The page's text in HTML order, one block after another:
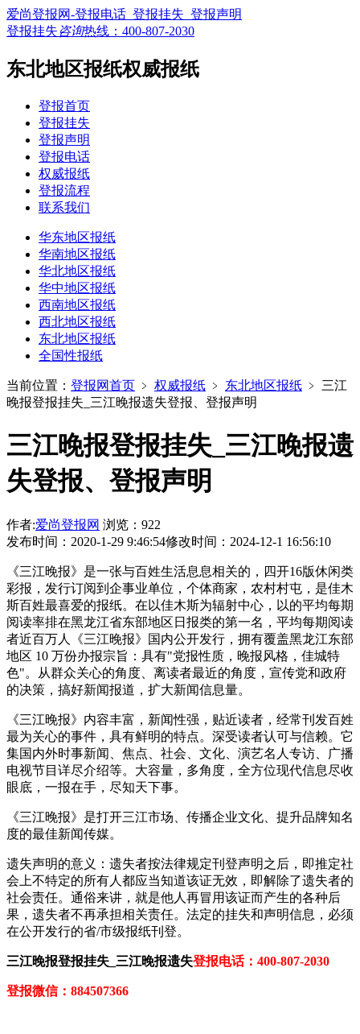
爱尚登报网-登报电话_登报挂失_登报声明
登报挂失咨询热线： 400-807-2030
东北地区报纸权威报纸
登报首页
登报挂失
登报声明
登报电话
权威报纸
登报流程
联系我们
华东地区报纸
华南地区报纸
华北地区报纸
华中地区报纸
西南地区报纸
西北地区报纸
东北地区报纸
全国性报纸
当前位置： 登报网首页 ﹥ 权威报纸 ﹥ 东北地区报纸 ﹥ 三江
晚报登报挂失_三江晚报遗失登报、登报声明
三江晚报登报挂失_三江晚报遗
失登报、登报声明
作者:爱尚登报网 浏览：922
发布时间：2020-1-29 9:46:54修改时间：2024-12-1 16:56:10
《三江晚报》是一张与百姓生活息息相关的，四开16版休闲类
彩报，发行订阅到企事业单位，个体商家，农村村屯，是佳木
斯百姓最喜爱的报纸。在以佳木斯为辐射中心，以的平均每期
阅读率排在黑龙江省东部地区日报类的第一名，平均每期阅读
者近百万人《三江晚报》国内公开发行，拥有覆盖黑龙江东部
地区 10 万份办报宗旨：具有"党报性质，晚报风格，佳城特
色"。从群众关心的角度、离读者最近的角度，宣传党和政府
的决策，搞好新闻报道，扩大新闻信息量。
《三江晚报》内容丰富，新闻性强，贴近读者，经常刊发百姓
最为关心的事件，具有鲜明的特点。深受读者认可与信赖。它
集国内外时事新闻、焦点、社会、文化、演艺名人专访、广播
电视节目详尽介绍等。大容量，多角度，全方位现代信息尽收
眼底，一报在手，尽知天下事。
《三江晚报》是打开三江市场、传播企业文化、提升品牌知名
度的最佳新闻传媒。
遗失声明的意义：遗失者按法律规定刊登声明之后，即推定社
会上不特定的所有人都应当知道该证无效，即解除了遗失者的
社会责任。通俗来讲，就是他人再冒用该证而产生的各种后
果，遗失者不再承担相关责任。法定的挂失和声明信息，必须
在公开发行的省/市级报纸刊登。
三江晚报登报挂失_三江晚报遗失登报电话：400-807-2030
登报微信：884507366